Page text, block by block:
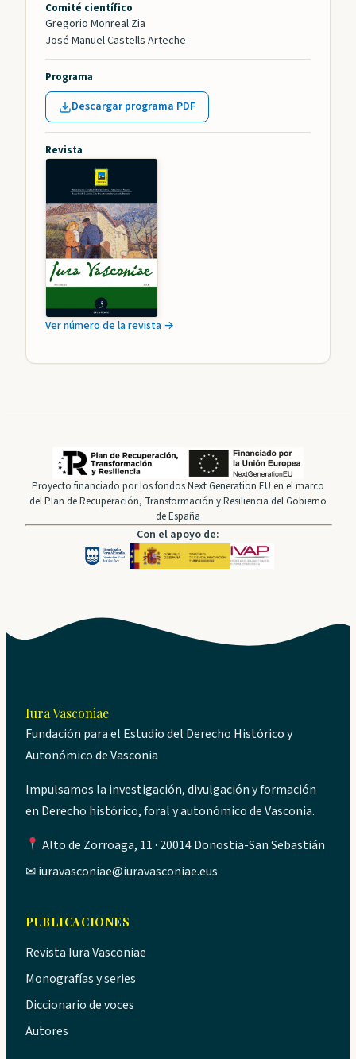
Comité científico
Gregorio Monreal Zia
José Manuel Castells Arteche
Programa
Descargar programa PDF
Revista
Ver número de la revista →
Proyecto financiado por los fondos Next Generation EU en el marco
del Plan de Recuperación, Transformación y Resiliencia del Gobierno
de España
Con el apoyo de:
Iura Vasconiae
Fundación para el Estudio del Derecho Histórico y
Autonómico de Vasconia
Impulsamos la investigación, divulgación y formación
en Derecho histórico, foral y autonómico de Vasconia.
Alto de Zorroaga, 11 · 20014 Donostia-San Sebastián
✉iuravasconiae@iuravasconiae.eus
PUBLICACIONES
Revista Iura Vasconiae
Monografías y series
Diccionario de voces
Autores